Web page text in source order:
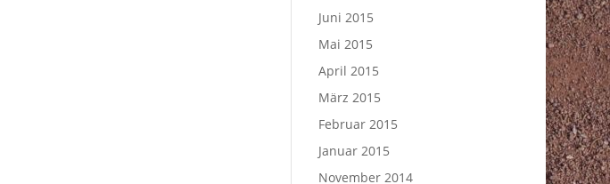
Juni 2015
Mai 2015
April 2015
März 2015
Februar 2015
Januar 2015
November 2014